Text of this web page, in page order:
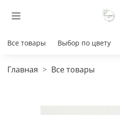
Все товары Выбор по цвету
Главная Все товары